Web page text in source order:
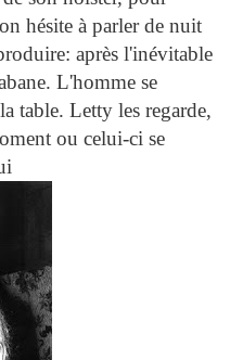
hésite à parler de nuit
après l'inévitable
L'homme se
table. Letty les regarde,
ou celui-ci se